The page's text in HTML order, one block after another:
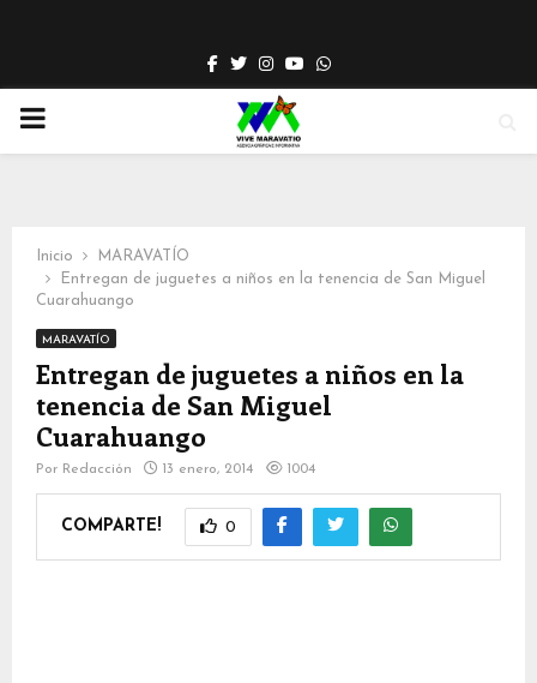
Facebook
TwitterInstagram
YoutubeWhatsapp
PRIMARY
Inicio
MARAVATÍO
Entregan de juguetes a niños en la tenencia de San Miguel
Cuarahuango
MARAVATÍO
Entregan de juguetes a niños en la
tenencia de San Miguel
Cuarahuango
Por Redacción 13 enero, 2014 1004
COMPARTE! 0